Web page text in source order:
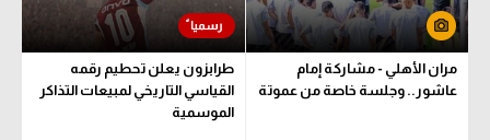
مران الأهلي - مشاركة إمام
عاشور.. وجلسة خاصة من عموتة
طرابزون يعلن تحطيم رقمه
القياسي التاريخي لمبيعات التذاكر
الموسمية